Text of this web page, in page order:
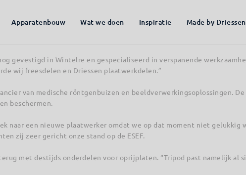
Apparatenbouw Wat we doen Inspiratie Made by Driessen
monitoren, printers en andere randapparatuur. Zij leveren met
enkele jaren inkoper voor Eurotempest. Hem is gevraagd naar de
gevestigd in Wintelre en gespecialiseerd in verspanende
wij freesdelen en Driessen plaatwerkdelen.”
van medische röntgenbuizen en beeldverwerkingsoplossingen.
beschermen.
naar een nieuwe plaatwerker omdat we op dat moment niet
zij zeer gericht onze stand op de ESEF.
met destijds onderdelen voor oprijplaten. “Tripod past namelijk al